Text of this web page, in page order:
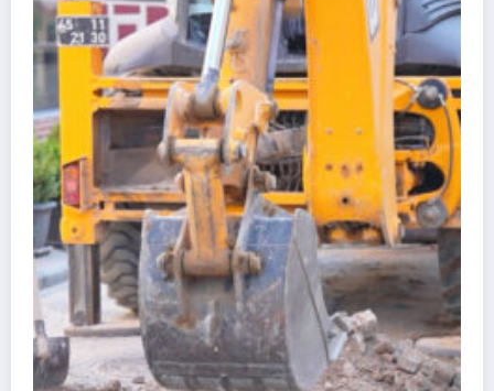
Soma Heyetinden MCBÜ Rektörü
Ziyaret
30 Temmuz 2026 admin